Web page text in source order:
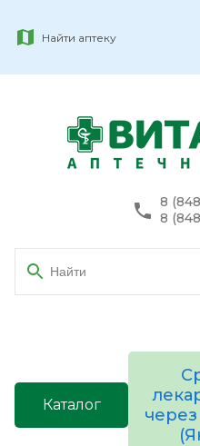
Найти аптеку
8
8
Каталог